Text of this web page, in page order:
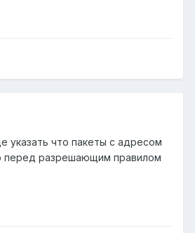
указать что пакеты с адресом
перед разрешающим правилом